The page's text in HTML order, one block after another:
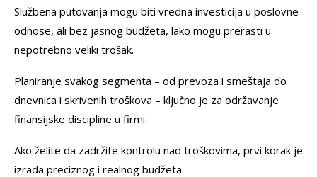
Službena putovanja mogu biti vredna investicija u poslovne
odnose, ali bez jasnog budžeta, lako mogu prerasti u
nepotrebno veliki trošak.
Planiranje svakog segmenta – od prevoza i smeštaja do
dnevnica i skrivenih troškova – ključno je za održavanje
finansijske discipline u firmi.
Ako želite da zadržite kontrolu nad troškovima, prvi korak je
izrada preciznog i realnog budžeta.